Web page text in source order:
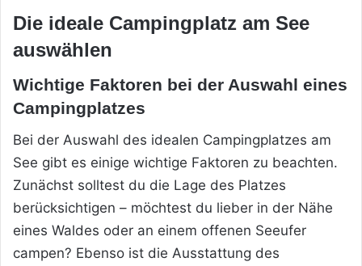
Die ideale Campingplatz am See
auswählen
Wichtige Faktoren bei der Auswahl eines
Campingplatzes
Bei der Auswahl des idealen Campingplatzes am
See gibt es einige wichtige Faktoren zu beachten.
Zunächst solltest du die Lage des Platzes
berücksichtigen – möchtest du lieber in der Nähe
eines Waldes oder an einem offenen Seeufer
campen? Ebenso ist die Ausstattung des